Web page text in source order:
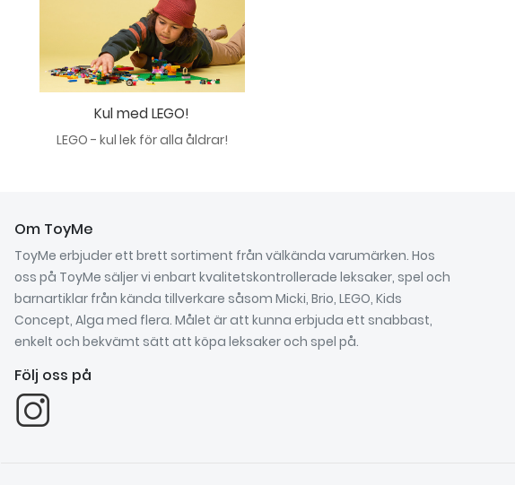
Kul med LEGO!
LEGO - kul lek för alla åldrar!
Om ToyMe
ToyMe erbjuder ett brett sortiment från välkända varumärken. Hos
oss på ToyMe säljer vi enbart kvalitetskontrollerade leksaker, spel och
barnartiklar från kända tillverkare såsom Micki, Brio, LEGO, Kids
Concept, Alga med flera. Målet är att kunna erbjuda ett snabbast,
enkelt och bekvämt sätt att köpa leksaker och spel på.
Följ oss på